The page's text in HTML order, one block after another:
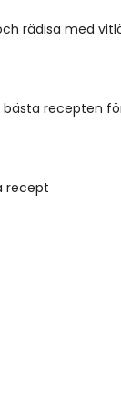
rädisa med
bästa recepten
recept